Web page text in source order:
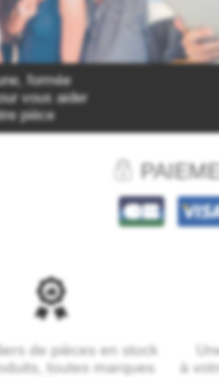
formée
vous aider
pièce
de pièces en stock
toutes marques
à